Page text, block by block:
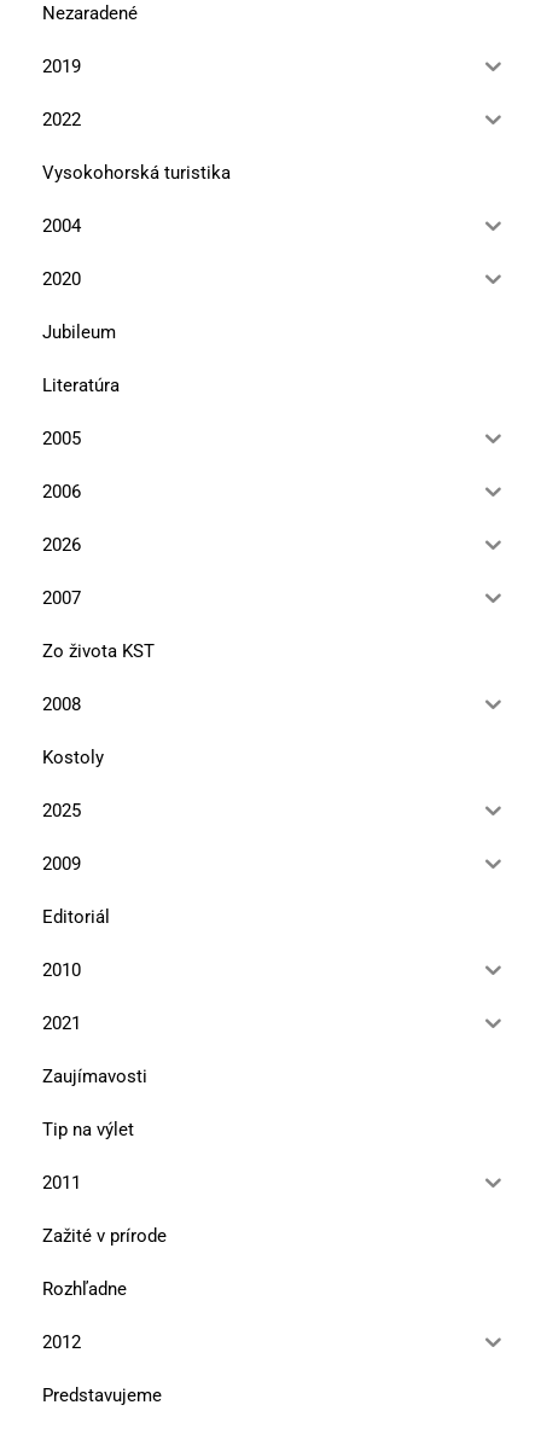
Nezaradené
2019
2022
Vysokohorská turistika
2004
2020
Jubileum
Literatúra
2005
2006
2026
2007
Zo života KST
2008
Kostoly
2025
2009
Editoriál
2010
2021
Zaujímavosti
Tip na výlet
2011
Zažité v prírode
Rozhľadne
2012
Predstavujeme